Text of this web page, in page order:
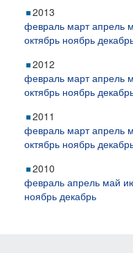
2013
февраль март апрель
октябрь ноябрь
2012
февраль март апрель
октябрь ноябрь
2011
февраль март апрель
октябрь ноябрь
2010
февраль апрель май
ноябрь декабрь